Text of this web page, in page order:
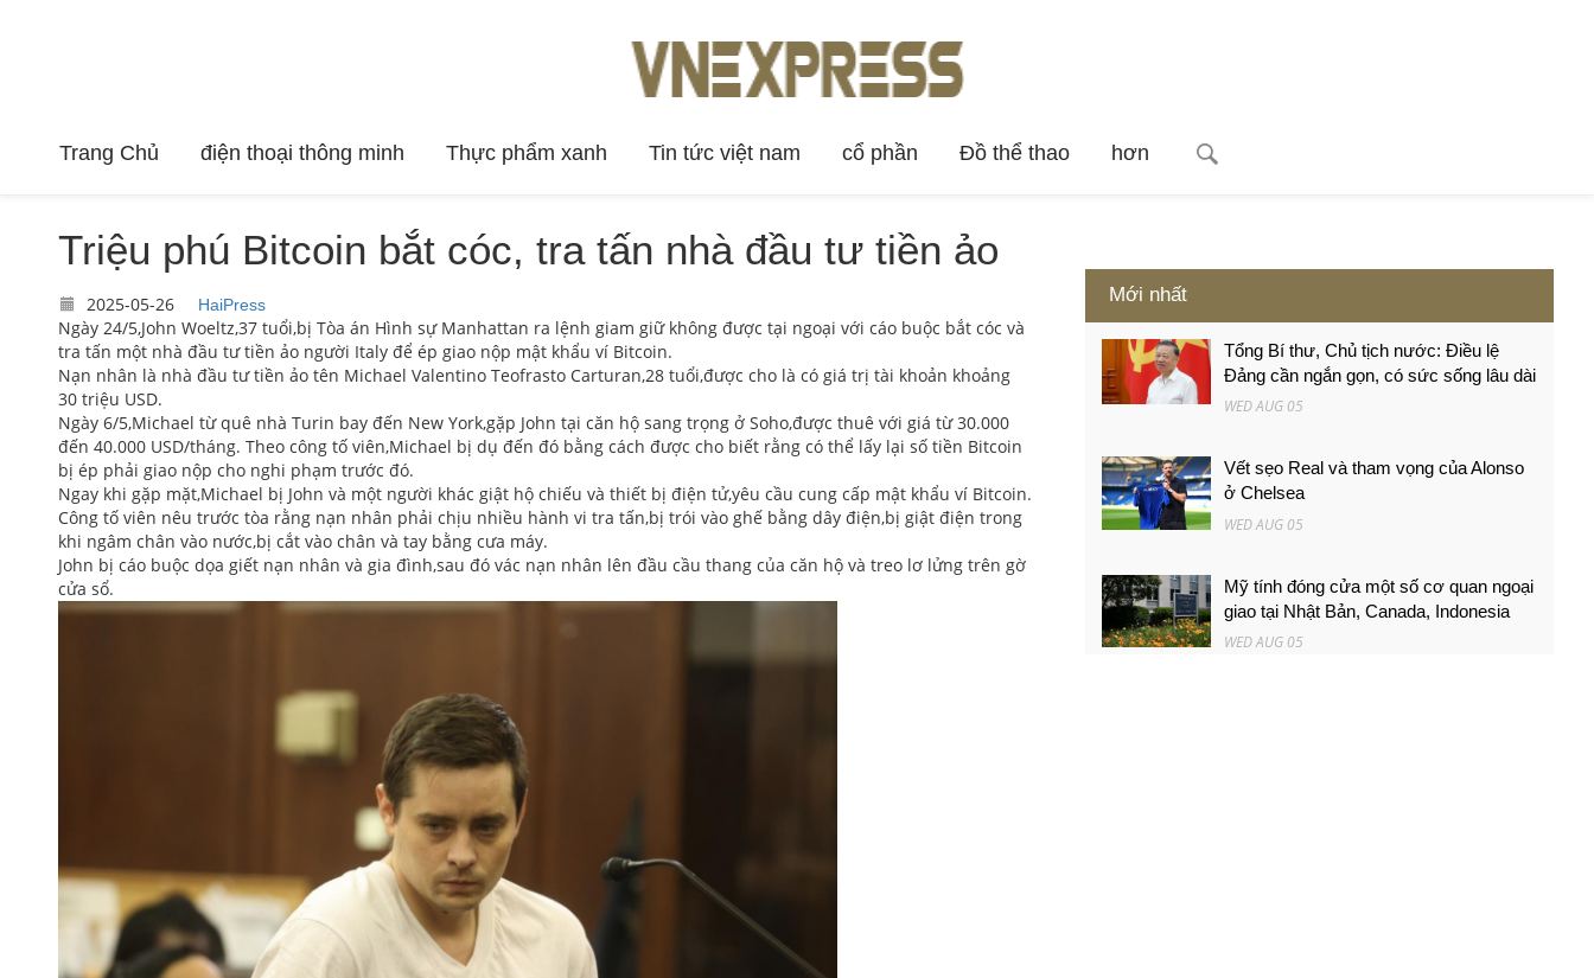
Trang Chủ điện thoại thông minh Thực phẩm xanh Tin tức việt nam cổ phần Đồ thể thao hơn
Triệu phú Bitcoin bắt cóc, tra tấn nhà đầu tư tiền ảo
2025-05-26 HaiPress
Ngày 24/5,John Woeltz,37 tuổi,bị Tòa án Hình sự Manhattan ra lệnh giam giữ không được tại ngoại với cáo buộc bắt cóc và
tra tấn một nhà đầu tư tiền ảo người Italy để ép giao nộp mật khẩu ví Bitcoin.
Nạn nhân là nhà đầu tư tiền ảo tên Michael Valentino Teofrasto Carturan,28 tuổi,được cho là có giá trị tài khoản khoảng
30 triệu USD.
Ngày 6/5,Michael từ quê nhà Turin bay đến New York,gặp John tại căn hộ sang trọng ở Soho,được thuê với giá từ 30.000
đến 40.000 USD/tháng. Theo công tố viên,Michael bị dụ đến đó bằng cách được cho biết rằng có thể lấy lại số tiền Bitcoin
bị ép phải giao nộp cho nghi phạm trước đó.
Ngay khi gặp mặt,Michael bị John và một người khác giật hộ chiếu và thiết bị điện tử,yêu cầu cung cấp mật khẩu ví Bitcoin.
Công tố viên nêu trước tòa rằng nạn nhân phải chịu nhiều hành vi tra tấn,bị trói vào ghế bằng dây điện,bị giật điện trong
khi ngâm chân vào nước,bị cắt vào chân và tay bằng cưa máy.
John bị cáo buộc dọa giết nạn nhân và gia đình,sau đó vác nạn nhân lên đầu cầu thang của căn hộ và treo lơ lửng trên gờ
cửa sổ.
Mới nhất
Tổng Bí thư, Chủ tịch nước: Điều lệ
Đảng cần ngắn gọn, có sức sống lâu dài
WED AUG 05
Vết sẹo Real và tham vọng của Alonso
ở Chelsea
WED AUG 05
Mỹ tính đóng cửa một số cơ quan ngoại
giao tại Nhật Bản, Canada, Indonesia
WED AUG 05